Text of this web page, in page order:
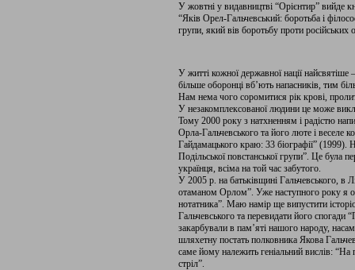
У жовтні у видавництві “Орієнтир” вийде
“Яків Орел-Гальчевський: боротьба і
групи, який вів боротьбу проти російських
У житті кожної державної нації найсвятіше
більше оборонці вб’ють напасників, тим
Нам нема чого соромитися рік крові,
У незакомплексованої людини це може
Тому 2000 року з натхненням і радістю
Орла-Гальчевського та його люте і веселе
Гайдамацького краю: 33 біографії” (1999).
Подільської повстанської групи”. Це була
українця, всіма на той час забутого.
У 2005 р. на батьківщині Гальчевського, в
отаманом Орлом”. Уже наступного року я
нотатника”. Маю намір ще випустити
Гальчевського та перевидати його
закарбували в пам’яті нашого народу,
шляхетну постать полковника Якова
саме йому належить геніальний вислів: “На
стріл”.